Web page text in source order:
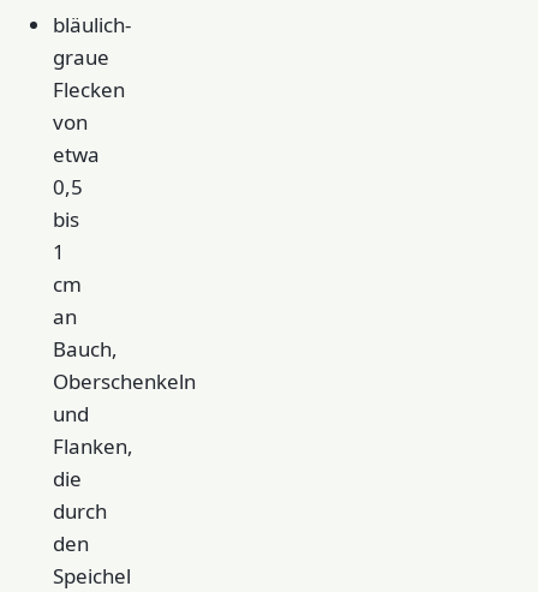
bläulich-
graue
Flecken
von
etwa
0,5
bis
1
cm
an
Bauch,
Oberschenkeln
und
Flanken,
die
durch
den
Speichel